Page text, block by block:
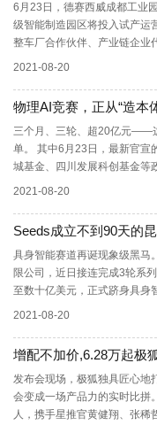
6月23日，德赛西威成都工业
级智能制造园区将投入试产运
整车厂合作伙伴、产业链企业
2021-08-20
物理AI竞赛，正从“造本
三个月、三轮、超20亿元——
单。 其中6月23日，最新官宣
城基金、四川发展科创基金等
2021-08-20
Seeds成立不到90天的
具身智能赛道再诞现象级黑马
限公司，近日接连完成3轮系
至数十亿美元，正式跻身具身
2021-08-20
增配不加价,6.28万起极
发布会现场，极狐独具匠心地
会变成一场产品力的实时比拼
人，携手星推官黄健翔、张稀